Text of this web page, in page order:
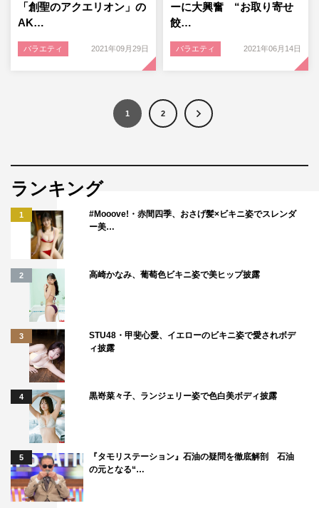
「創聖のアクエリオン」の
AK…
バラエティ 2021年09月29日
ーに大興奮 “お取り寄せ
餃…
バラエティ 2021年06月14日
1 2
ランキング
1
#Mooove!・赤間四季、おさげ髪×ビキニ姿でスレンダ
ー美…
2 高崎かなみ、葡萄色ビキニ姿で美ヒップ披露
3
STU48・甲斐心愛、イエローのビキニ姿で愛されボデ
ィ披露
4 黒嵜菜々子、ランジェリー姿で色白美ボディ披露
5
『タモリステーション』石油の疑問を徹底解剖 石油
の元となる“…